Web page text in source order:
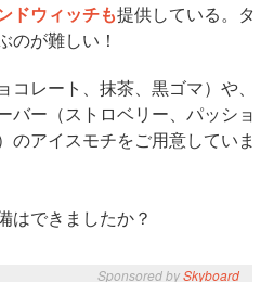
ドウィッチも提供している。タ
のが難しい！
レート、抹茶、黒ゴマ）や、
バー（ストロベリー、パッショ
のアイスモチをご用意していま
はできましたか？